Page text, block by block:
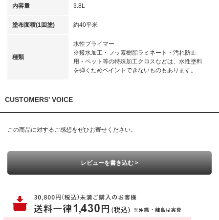
内容量 3.8L
塗布面積(1回塗) 約40平米
種類
水性プライマー
※撥水加工・フッ素樹脂ラミネート・汚れ防止
用・ペット等の特殊加工クロスなどは、水性塗料
を弾くためペイントできないものもあります。
CUSTOMERS' VOICE
この商品に対するご感想をぜひお寄せください。
レビューを書き込む >